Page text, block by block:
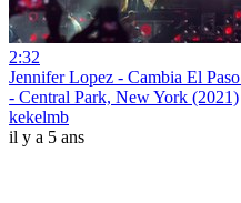
2:32
Jennifer Lopez - Cambia El
- Central Park, New York (2021)
kekelmb
il y a 5 ans